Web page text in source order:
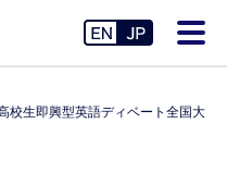
校生即興型英語ディベート全国大